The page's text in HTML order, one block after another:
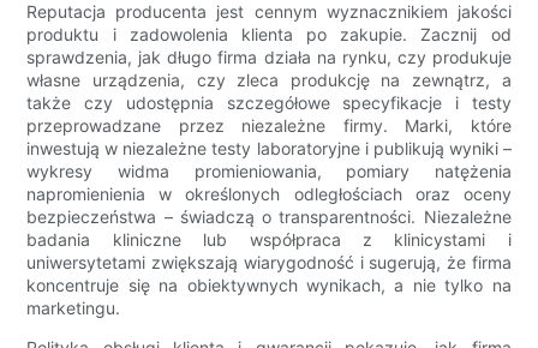
Reputacja producenta jest cennym wyznacznikiem jakości
produktu i zadowolenia klienta po zakupie. Zacznij od
sprawdzenia, jak długo firma działa na rynku, czy produkuje
własne urządzenia, czy zleca produkcję na zewnątrz, a
także czy udostępnia szczegółowe specyfikacje i testy
przeprowadzane przez niezależne firmy. Marki, które
inwestują w niezależne testy laboratoryjne i publikują wyniki –
wykresy widma promieniowania, pomiary natężenia
napromienienia w określonych odległościach oraz oceny
bezpieczeństwa – świadczą o transparentności. Niezależne
badania kliniczne lub współpraca z klinicystami i
uniwersytetami zwiększają wiarygodność i sugerują, że firma
koncentruje się na obiektywnych wynikach, a nie tylko na
marketingu.